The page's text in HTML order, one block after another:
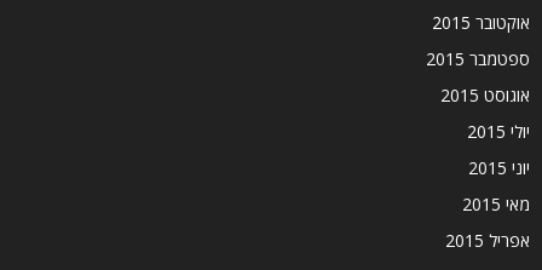
אוקטובר 2015
ספטמבר 2015
אוגוסט 2015
יולי 2015
יוני 2015
מאי 2015
אפריל 2015